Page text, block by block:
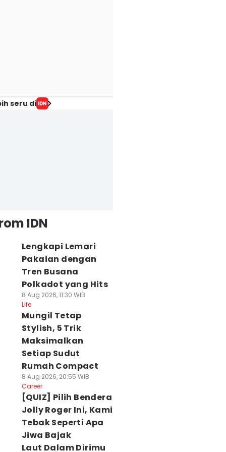
seru di
IDN
Lengkapi Lemari
Pakaian dengan
Tren Busana
Polkadot yang Hits
8 Aug 2026, 11:30 WIB
Life
Mungil Tetap
Stylish, 5 Trik
Maksimalkan
Setiap Sudut
Rumah Compact
8 Aug 2026, 20:55 WIB
Career
[QUIZ] Pilih Bendera
Jolly Roger Ini, Kami
Tebak Seperti Apa
Jiwa Bajak
Laut Dalam Dirimu